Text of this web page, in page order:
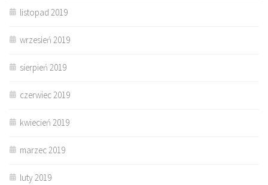
listopad 2019
wrzesień 2019
sierpień 2019
czerwiec 2019
kwiecień 2019
marzec 2019
luty 2019